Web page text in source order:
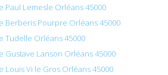
Paul Lemesle Orléans 45000
Berberis Pourpre Orléans 45000
Tudelle Orléans 45000
Gustave Lanson Orléans 45000
Louis Vi le Gros Orléans 45000